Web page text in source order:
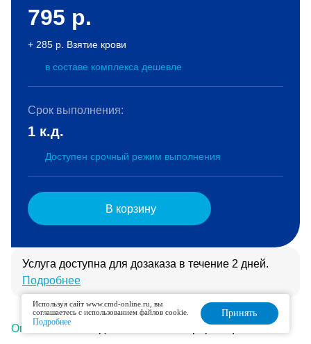
Описание Интерпретация
795 р.
+ 285 р. Взятие крови
в составе комплекса дешевле
Срок выполнения:
1 к.д.
Доступен срочный режим выполнения
В корзину
Услуга доступна для дозаказа в течение 2 дней.
Подробнее
Используя сайт www.cmd-online.ru, вы
соглашаетесь с использованием файлов cookie.
Подробнее
Принять